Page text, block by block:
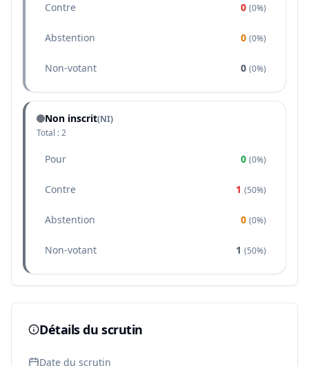
Contre 0 (0%)
Abstention 0 (0%)
Non-votant 0 (0%)
Non inscrit(NI)
Total :2
Pour 0 (0%)
Contre 1 (50%)
Abstention 0 (0%)
Non-votant 1 (50%)
Détails du scrutin
Date du scrutin